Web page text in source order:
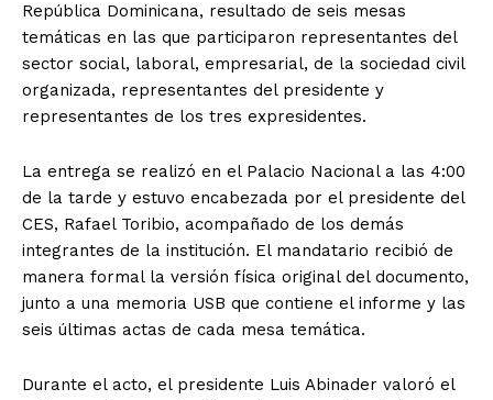
República Dominicana, resultado de seis mesas
temáticas en las que participaron representantes del
sector social, laboral, empresarial, de la sociedad civil
organizada, representantes del presidente y
representantes de los tres expresidentes.
La entrega se realizó en el Palacio Nacional a las 4:00
de la tarde y estuvo encabezada por el presidente del
CES, Rafael Toribio, acompañado de los demás
integrantes de la institución. El mandatario recibió de
manera formal la versión física original del documento,
junto a una memoria USB que contiene el informe y las
seis últimas actas de cada mesa temática.
Durante el acto, el presidente Luis Abinader valoró el